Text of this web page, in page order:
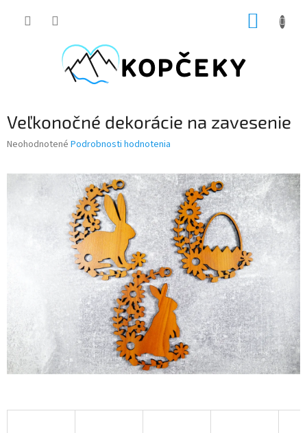
Veľkonočné dekorácie na zavesenie
Priemerné
Neohodnotené Podrobnosti hodnotenia